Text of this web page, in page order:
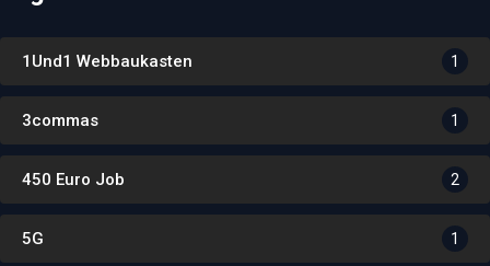
1Und1 Webbaukasten 1
3commas 1
450 Euro Job 2
5G 1